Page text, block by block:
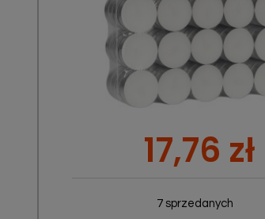
17,76 zł
7 sprzedanych